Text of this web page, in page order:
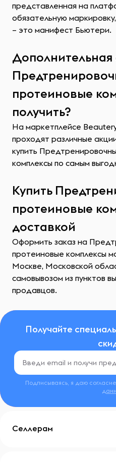
представленная на
обязательную
– это манифест Бьютери.
Дополнительная
протеиновые
получить?
На маркетплейсе
проходят различные
купить
комплексы по самым
Купить
протеиновые
доставкой
Оформить заказ на
протеиновые комплексы
Москве, Московской
самовывозом из пунктов
продавцов.
Получайте
Подписываясь, я даю
Селлерам